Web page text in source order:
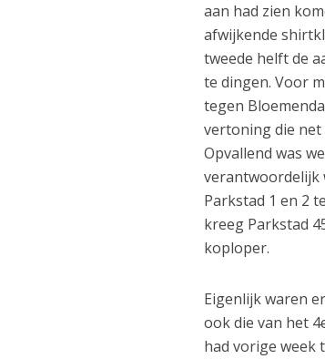
aan had zien
afwijkende
tweede helft de
te dingen. Voor
tegen
vertoning die net
Opvallend was
verantwoordelijk
Parkstad 1 en 2
kreeg Parkstad
koploper.
Eigenlijk waren
ook die van het
had vorige week